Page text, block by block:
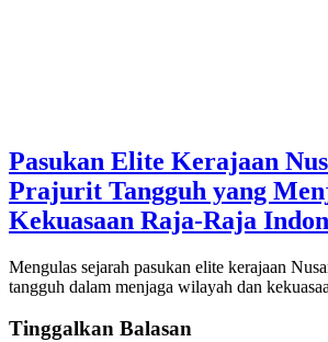
Pasukan Elite Kerajaan
Prajurit Tangguh yang
Kekuasaan Raja-Raja
Mengulas sejarah pasukan elite kerajaan
tangguh dalam menjaga wilayah dan
Tinggalkan Balasan